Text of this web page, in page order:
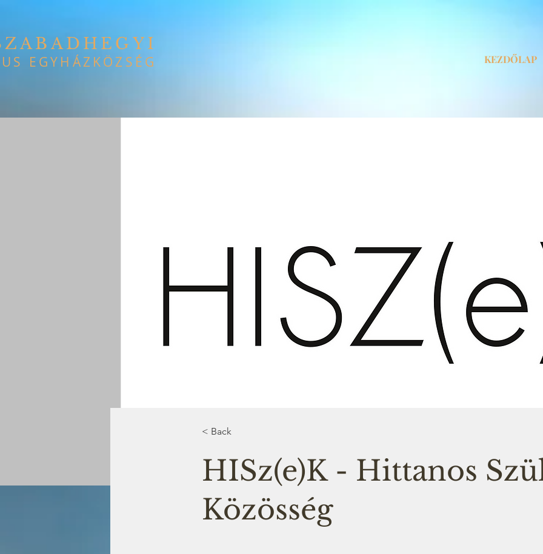
EGYHÁZKÖZSÉG KEZDŐLAP
< Back
HISz(e)K - Hittanos
Közösség